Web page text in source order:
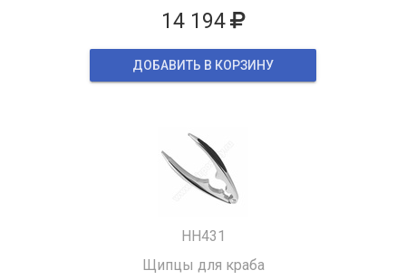
14 194
ДОБАВИТЬ В КОРЗИНУ
HH431
Щипцы для краба